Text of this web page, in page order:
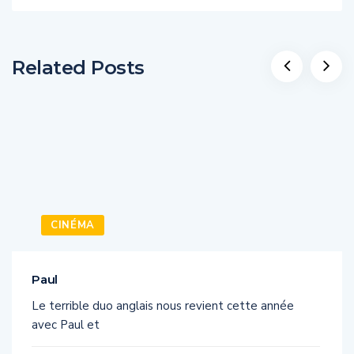
Related Posts
CINÉMA
Paul
Le terrible duo anglais nous revient cette année
avec Paul et